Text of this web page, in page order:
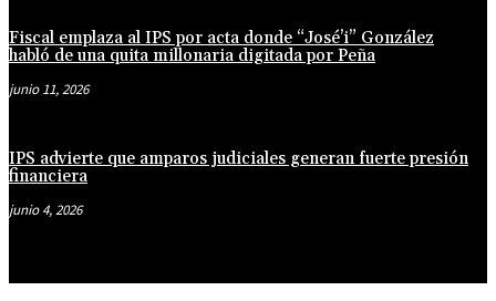
Fiscal emplaza al IPS por acta donde “José’i” González
habló de una quita millonaria digitada por Peña
junio 11, 2026
IPS advierte que amparos judiciales generan fuerte presión
financiera
junio 4, 2026